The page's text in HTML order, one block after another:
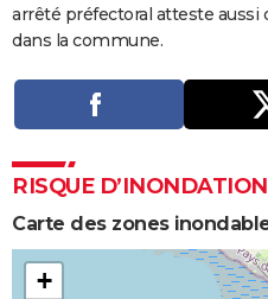
S'inscrire
Se connecter
Lycées
Collèges
Primaires
Universités
Entreprises
Service militaire
Avis de recherche
AVIS DE DÉCÈS
arrêté préfectoral atteste aussi
dans la commune.
RISQUE
Carte des zones
+